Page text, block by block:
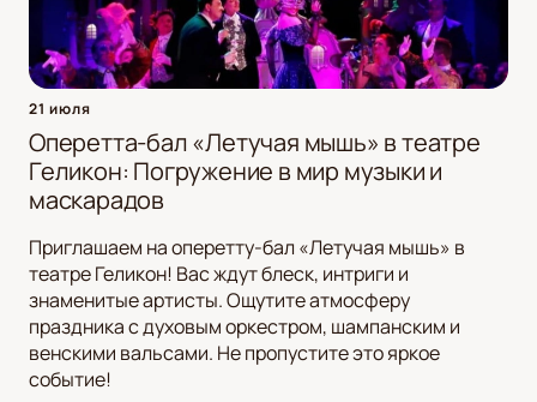
21 июля
Оперетта-бал «Летучая мышь» в театре
Геликон: Погружение в мир музыки и
маскарадов
Приглашаем на оперетту-бал «Летучая мышь» в
театре Геликон! Вас ждут блеск, интриги и
знаменитые артисты. Ощутите атмосферу
праздника с духовым оркестром, шампанским и
венскими вальсами. Не пропустите это яркое
событие!